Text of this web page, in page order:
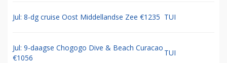
Jul: 8-dg cruise Oost Middellandse Zee €1235 TUI
Jul: 9-daagse Chogogo Dive & Beach Curacao
€1056
TUI